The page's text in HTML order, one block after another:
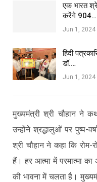
एक भारत
करेंगे 904…
Jun 1, 2024
हिंदी
डॉ.…
Jun 1, 2024
मुख्यमंत्री श्री चौहान ने
उन्होंने श्रद्धालुओं पर पुष्प-
श्री चौहान ने कहा कि रोम-
हैं। हर आत्मा में परमात्मा
की भावना में चलता है।